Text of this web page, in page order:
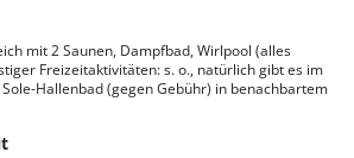
mit 2 Saunen, Dampfbad, Wirlpool (alles
Freizeitaktivitäten: s. o., natürlich gibt es im
Hallenbad (gegen Gebühr) in benachbartem